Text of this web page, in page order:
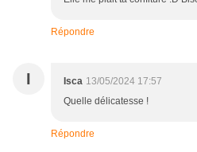
Répondre
I Isca 13/05/2024 17:57
Quelle délicatesse !
Répondre